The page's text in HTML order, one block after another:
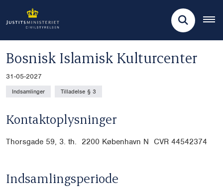
Bosnisk Islamisk Kulturcenter
31-05-2027
Indsamlinger Tilladelse § 3
Kontaktoplysninger
Thorsgade 59, 3. th. 2200 København N CVR 44542374
Indsamlingsperiode